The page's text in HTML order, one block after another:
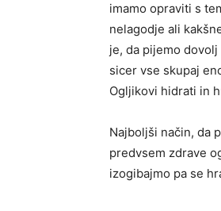
imamo opraviti s
nelagodje ali
je, da pijemo
sicer vse skupaj
Ogljikovi hidrati in
Najboljši način, da
predvsem zdrave
izogibajmo pa se